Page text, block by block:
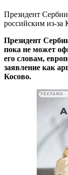
Президент
российским из-за
Президент
пока не может
его словам,
заявление как
Косово.
РЕКЛАМА •